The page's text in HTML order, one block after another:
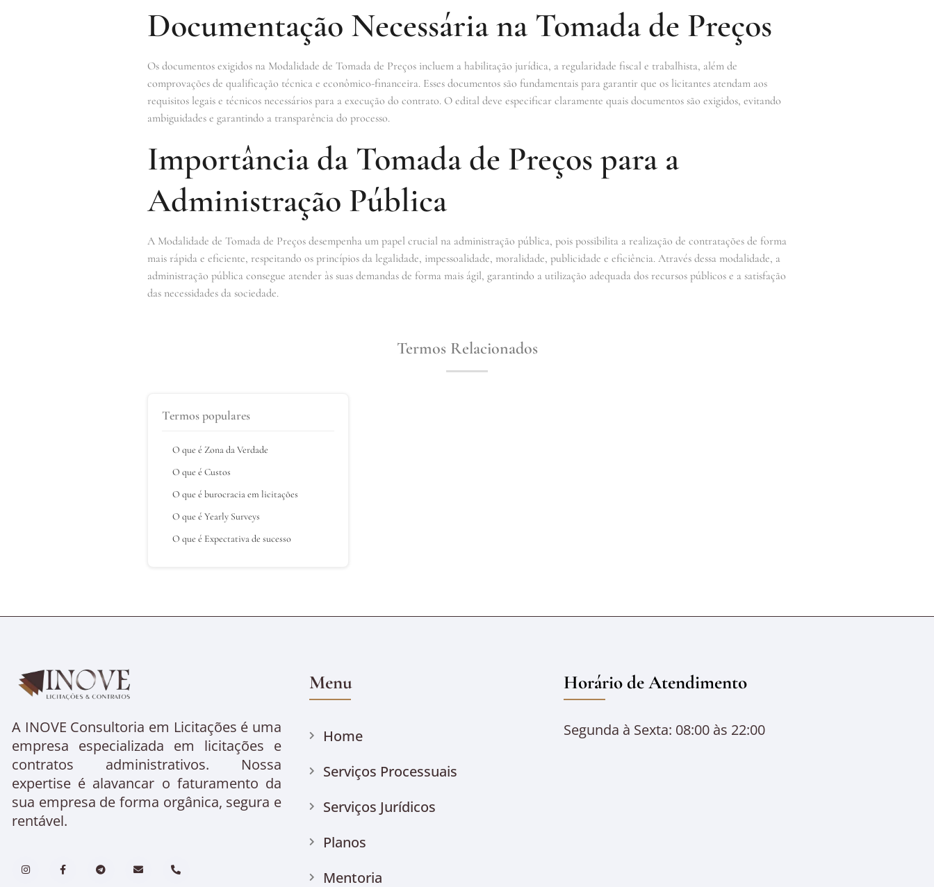
Documentação Necessária na Tomada de Preços
Os documentos exigidos na Modalidade de Tomada de Preços incluem a habilitação jurídica, a regularidade fiscal e trabalhista, além de
comprovações de qualificação técnica e econômico-financeira. Esses documentos são fundamentais para garantir que os licitantes atendam aos
requisitos legais e técnicos necessários para a execução do contrato. O edital deve especificar claramente quais documentos são exigidos, evitando
ambiguidades e garantindo a transparência do processo.
Importância da Tomada de Preços para a
Administração Pública
A Modalidade de Tomada de Preços desempenha um papel crucial na administração pública, pois possibilita a realização de contratações de forma
mais rápida e eficiente, respeitando os princípios da legalidade, impessoalidade, moralidade, publicidade e eficiência. Através dessa modalidade, a
administração pública consegue atender às suas demandas de forma mais ágil, garantindo a utilização adequada dos recursos públicos e a satisfação
das necessidades da sociedade.
Termos Relacionados
Termos populares
O que é Zona da Verdade
O que é Custos
O que é burocracia em licitações
O que é Yearly Surveys
O que é Expectativa de sucesso
A INOVE Consultoria em Licitações é uma
empresa especializada em licitações e
contratos administrativos. Nossa
expertise é alavancar o faturamento da
sua empresa de forma orgânica, segura e
rentável.
Menu
Home
Serviços Processuais
Serviços Jurídicos
Planos
Mentoria
Horário de Atendimento
Segunda à Sexta: 08:00 às 22:00